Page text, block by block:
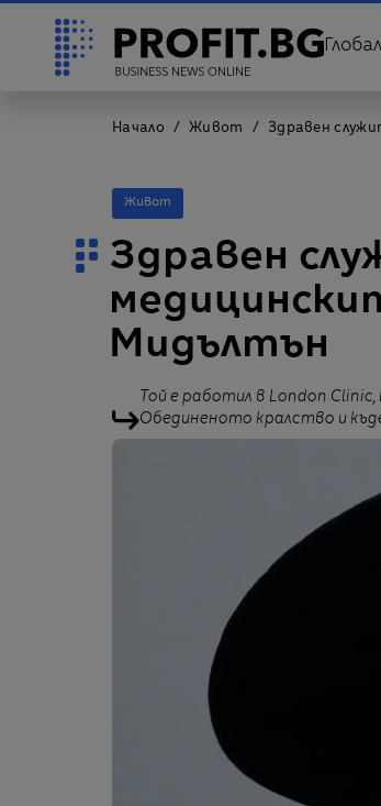
Начало Живот Здравен
Живот
Здравен
Мидълтън
Той е работил в London
Обединеното кралство и